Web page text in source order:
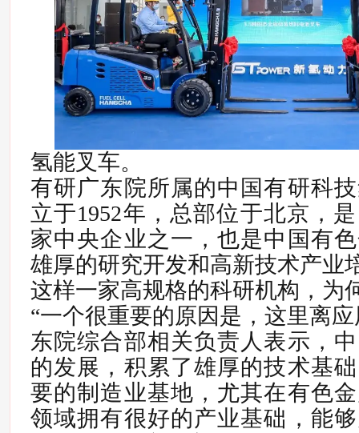
氢能叉车。
有研广东院所属的中国有研科
立于1952年，总部位于北京，
家中央企业之一，也是中国有
雄厚的研究开发和高新技术产业
这样一家高规格的科研机构，为
“一个很重要的原因是，这里离
东院综合部相关负责人表示，
的发展，积累了雄厚的技术基
要的制造业基地，尤其在有色
领域拥有很好的产业基础，能